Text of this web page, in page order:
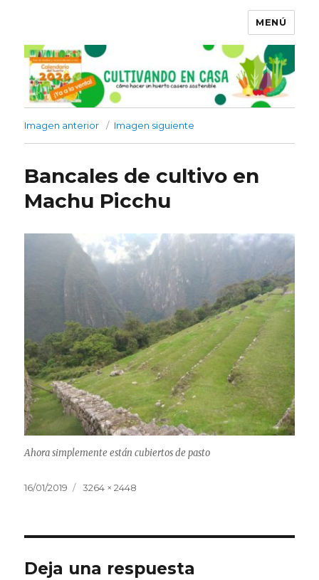
MENÚ
Imagen anterior Imagen siguiente
Bancales de cultivo en
Machu Picchu
Ahora simplemente están cubiertos de pasto
Publicado
16/01/2019
Tamaño
3264 × 2448
Deja una respuesta